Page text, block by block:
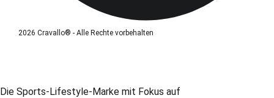
2026 Cravallo® - Alle Rechte vorbehalten
Die Sports-Lifestyle-Marke mit Fokus auf